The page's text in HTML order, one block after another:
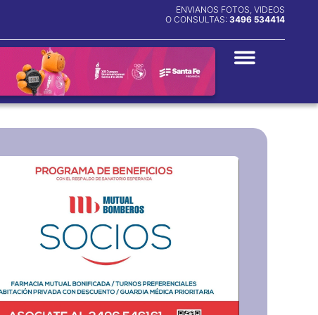
ENVIANOS FOTOS, VIDEOS
O CONSULTAS: 3496 534414